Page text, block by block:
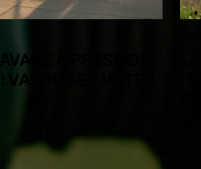
À PRESSION
VALORISEZ VOTRE
: